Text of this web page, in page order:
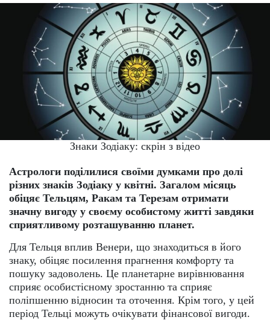
Знаки Зодіаку: скрін з відео
Астрологи поділилися своїми думками про долі
різних знаків Зодіаку у квітні. Загалом місяць
обіцяє Тельцям, Ракам та Терезам отримати
значну вигоду у своєму особистому житті завдяки
сприятливому розташуванню планет.
Для Тельця вплив Венери, що знаходиться в його
знаку, обіцяє посилення прагнення комфорту та
пошуку задоволень. Це планетарне вирівнювання
сприяє особистісному зростанню та сприяє
поліпшенню відносин та оточення. Крім того, у цей
період Тельці можуть очікувати фінансової вигоди.